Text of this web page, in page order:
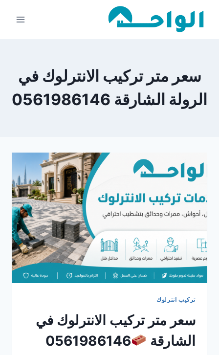
سعر متر تركيب الانترلوك في
الرولة الشارقة 0561986146
تركيب انترلوك
سعر متر تركيب الانترلوك في
الشارقة
0561986146